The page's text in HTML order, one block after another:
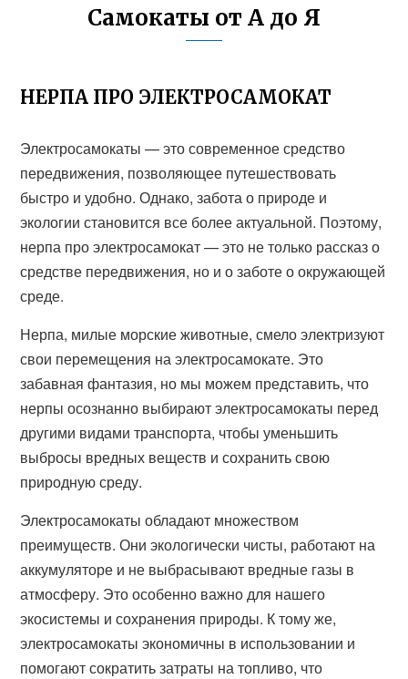
Самокаты от А до Я
НЕРПА ПРО ЭЛЕКТРОСАМОКАТ
Электросамокаты — это современное средство
передвижения, позволяющее путешествовать
быстро и удобно. Однако, забота о природе и
экологии становится все более актуальной. Поэтому,
нерпа про электросамокат — это не только рассказ о
средстве передвижения, но и о заботе о окружающей
среде.
Нерпа, милые морские животные, смело электризуют
свои перемещения на электросамокате. Это
забавная фантазия, но мы можем представить, что
нерпы осознанно выбирают электросамокаты перед
другими видами транспорта, чтобы уменьшить
выбросы вредных веществ и сохранить свою
природную среду.
Электросамокаты обладают множеством
преимуществ. Они экологически чисты, работают на
аккумуляторе и не выбрасывают вредные газы в
атмосферу. Это особенно важно для нашего
экосистемы и сохранения природы. К тому же,
электросамокаты экономичны в использовании и
помогают сократить затраты на топливо, что